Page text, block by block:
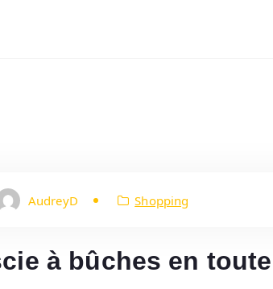
AudreyD Shopping
à bûches en